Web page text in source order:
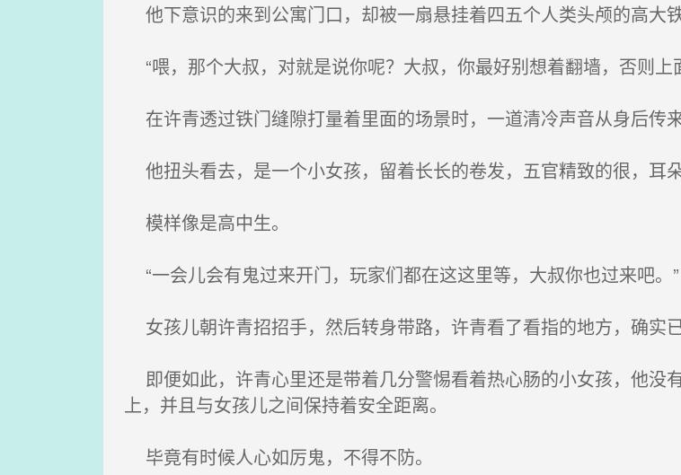
他下意识的来到公寓门口，却被一扇悬挂着四五个人类头颅的高大铁
“喂，那个大叔，对就是说你呢？大叔，你最好别想着翻墙，否则上
在许青透过铁门缝隙打量着里面的场景时，一道清冷声音从身后传来
他扭头看去，是一个小女孩，留着长长的卷发，五官精致的很，耳
模样像是高中生。
“一会儿会有鬼过来开门，玩家们都在这这里等，大叔你也过来吧。”
女孩儿朝许青招招手，然后转身带路，许青看了看指的地方，确实
即便如此，许青心里还是带着几分警惕看着热心肠的小女孩，他没
上，并且与女孩儿之间保持着安全距离。
毕竟有时候人心如厉鬼，不得不防。